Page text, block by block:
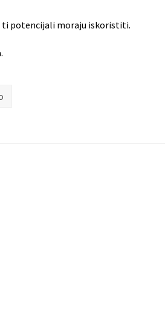
ti potencijali moraju iskoristiti.